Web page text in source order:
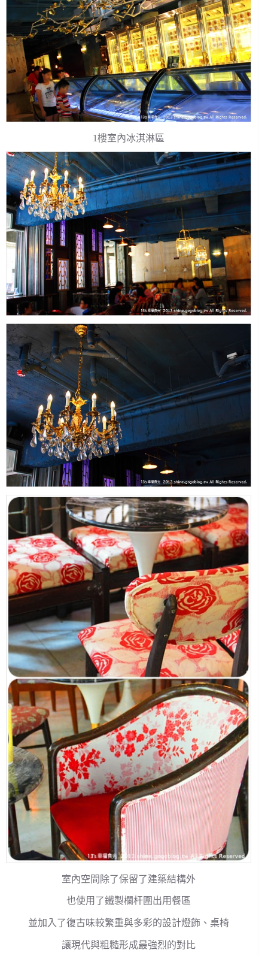
1樓室內冰淇淋區
室內空間除了保留了建築結構外
也使用了鐵製欄杆圍出用餐區
並加入了復古味較繁重與多彩的設計燈飾、桌椅
讓現代與粗糙形成最強烈的對比